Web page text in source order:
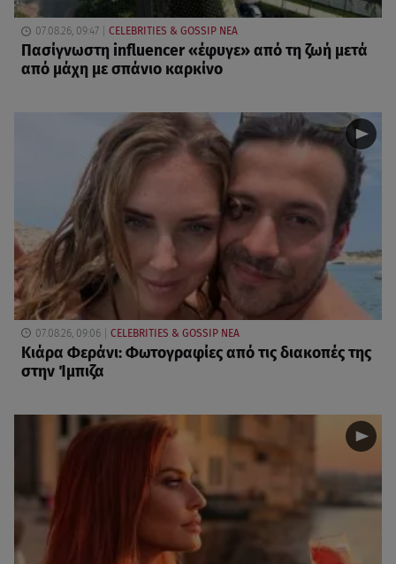
07.08.26, 09:47 CELEBRITIES & GOSSIP ΝΕΑ
Πασίγνωστη influencer «έφυγε» από τη ζωή μετά
από μάχη με σπάνιο καρκίνο
07.08.26, 09:06 CELEBRITIES & GOSSIP ΝΕΑ
Κιάρα Φεράνι: Φωτογραφίες από τις διακοπές της
στην Ίμπιζα